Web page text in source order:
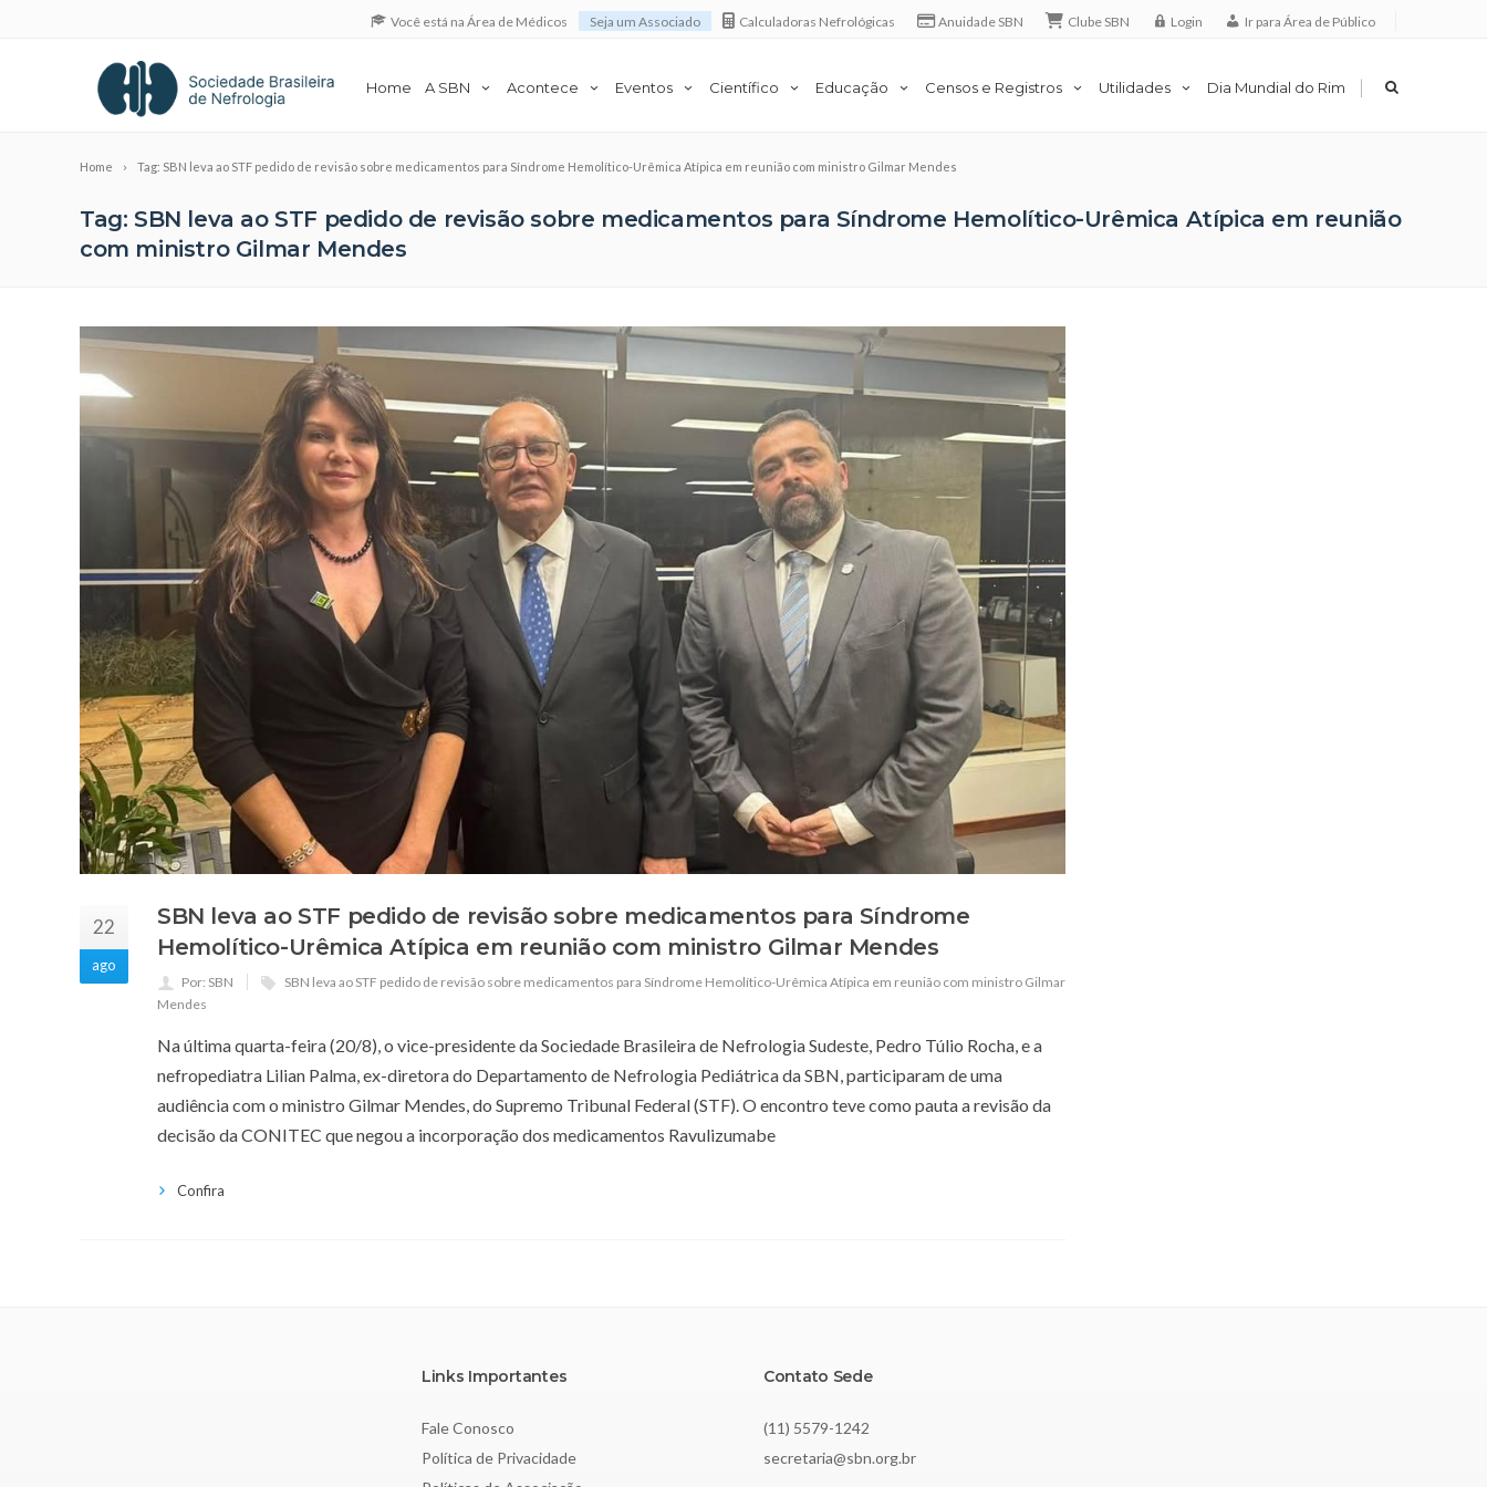
Você está na Área de Médicos Seja um Associado Calculadoras Nefrológicas Anuidade SBN Clube SBN Login Ir para Área de Público
Home A SBN Acontece Eventos Científico Educação Censos e Registros Utilidades Dia Mundial do Rim |
Home Tag: SBN leva ao STF pedido de revisão sobre medicamentos para Síndrome Hemolítico-Urêmica Atípica em reunião com ministro Gilmar Mendes
Tag: SBN leva ao STF pedido de revisão sobre medicamentos para Síndrome Hemolítico-Urêmica Atípica em reunião
com ministro Gilmar Mendes
22
ago
SBN leva ao STF pedido de revisão sobre medicamentos para Síndrome
Hemolítico-Urêmica Atípica em reunião com ministro Gilmar Mendes
Por: SBN
SBN leva ao STF pedido de revisão sobre medicamentos para Síndrome Hemolítico-Urêmica Atípica em reunião com ministro Gilmar
Mendes
Na última quarta-feira (20/8), o vice-presidente da Sociedade Brasileira de Nefrologia Sudeste, Pedro Túlio Rocha, e a
nefropediatra Lilian Palma, ex-diretora do Departamento de Nefrologia Pediátrica da SBN, participaram de uma
audiência com o ministro Gilmar Mendes, do Supremo Tribunal Federal (STF). O encontro teve como pauta a revisão da
decisão da CONITEC que negou a incorporação dos medicamentos Ravulizumabe
Confira
Links Importantes
Fale Conosco
Política de Privacidade
Contato Sede
(11) 5579-1242
secretaria@sbn.org.br